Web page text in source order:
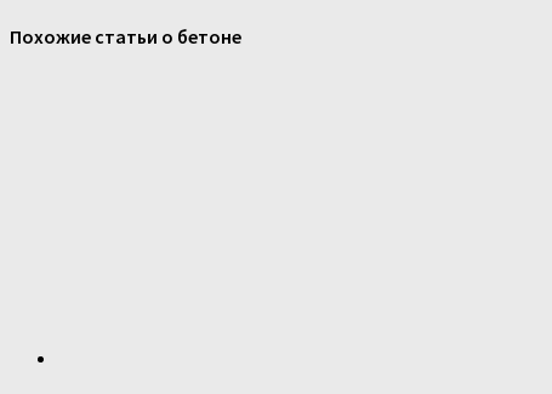
Похожие статьи о бетоне